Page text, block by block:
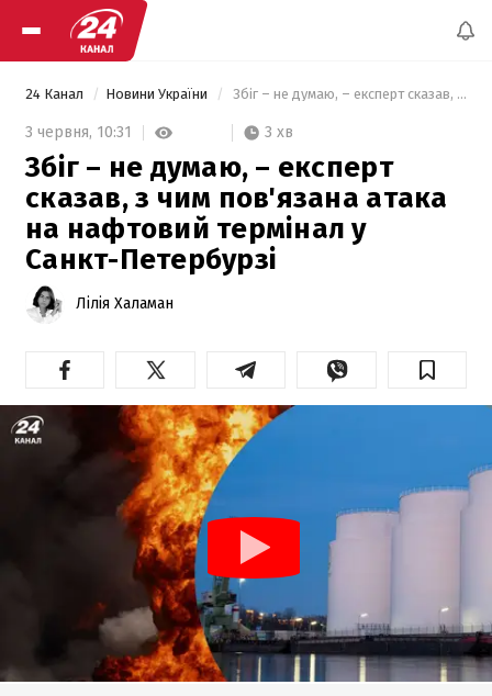
24 Канал Новини України Збіг – не думаю, – експерт сказав, з чим пов'язана атака на нафтовий термінал у Санкт-Петербурзі
3 червня, 10:31 3 хв
Збіг – не думаю, – експерт
сказав, з чим пов'язана атака
на нафтовий термінал у
Санкт-Петербурзі
Лілія Халаман